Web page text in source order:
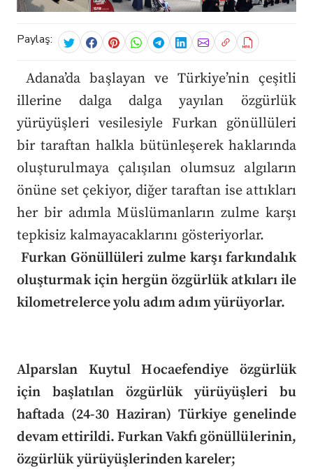
Paylaş:
Adana’da başlayan ve Türkiye’nin çeşitli
illerine dalga dalga yayılan özgürlük
yürüyüşleri vesilesiyle Furkan gönüllüleri
bir taraftan halkla bütünleşerek haklarında
oluşturulmaya çalışılan olumsuz algıların
önüne set çekiyor, diğer taraftan ise attıkları
her bir adımla Müslümanların zulme karşı
tepkisiz kalmayacaklarını gösteriyorlar.
Furkan Gönüllüleri zulme karşı farkındalık
oluşturmak için hergün özgürlük atkıları ile
kilometrelerce yolu adım adım yürüyorlar.
Alparslan Kuytul Hocaefendiye özgürlük
için başlatılan özgürlük yürüyüşleri bu
haftada (24-30 Haziran) Türkiye genelinde
devam ettirildi. Furkan Vakfı gönüllülerinin,
özgürlük yürüyüşlerinden kareler;